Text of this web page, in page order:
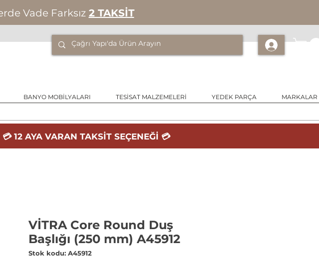
Vade Farksız 2 TAKSİT
BANYO MOBİLYALARI TESİSAT MALZEMELERİ YEDEK PARÇA MARKALAR
AYA VARAN TAKSİT SEÇENEĞİ 💳
VİTRA Core Round Duş
Başlığı (250 mm) A45912
Stok kodu: A45912